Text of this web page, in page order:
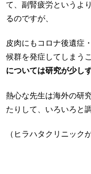
て、副腎疲労というよ
るのですが、
皮肉にもコロナ後遺症
候群を発症してしまう
については研究が少し
熱心な先生は海外の研
たりして、いろいろと
（ヒラハタクリニック